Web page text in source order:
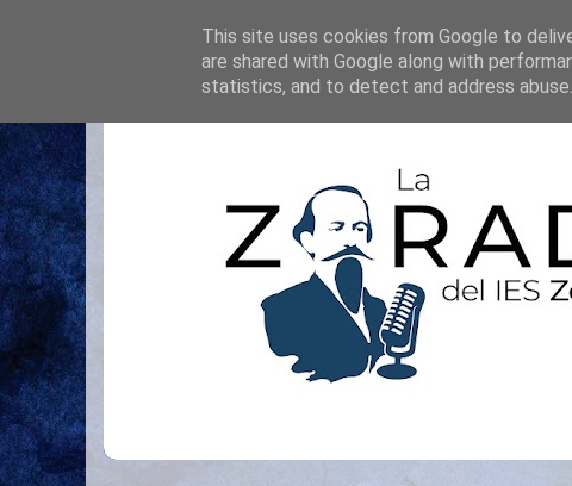
This site uses cookies from Google to
are shared with Google along with
statistics, and to detect and address abuse.